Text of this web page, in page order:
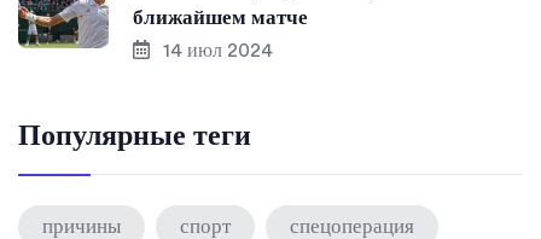
ближайшем матче
14 июл 2024
Популярные теги
причины спорт спецоперация